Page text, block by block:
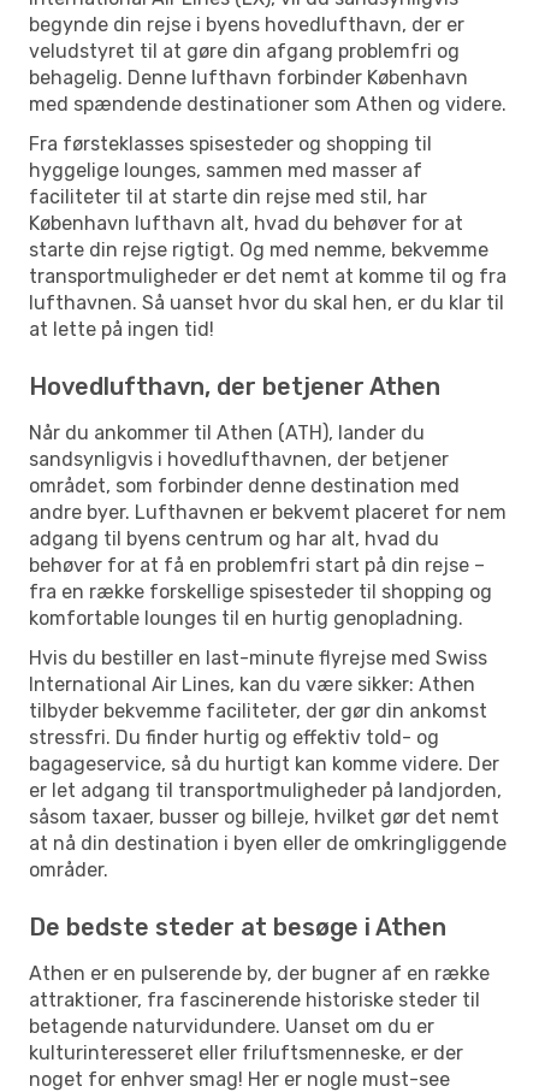
begynde din rejse i byens hovedlufthavn, der er
veludstyret til at gøre din afgang problemfri og
behagelig. Denne lufthavn forbinder København
med spændende destinationer som Athen og videre.
Fra førsteklasses spisesteder og shopping til
hyggelige lounges, sammen med masser af
faciliteter til at starte din rejse med stil, har
København lufthavn alt, hvad du behøver for at
starte din rejse rigtigt. Og med nemme, bekvemme
transportmuligheder er det nemt at komme til og fra
lufthavnen. Så uanset hvor du skal hen, er du klar til
at lette på ingen tid!
Hovedlufthavn, der betjener Athen
Når du ankommer til Athen (ATH), lander du
sandsynligvis i hovedlufthavnen, der betjener
området, som forbinder denne destination med
andre byer. Lufthavnen er bekvemt placeret for nem
adgang til byens centrum og har alt, hvad du
behøver for at få en problemfri start på din rejse –
fra en række forskellige spisesteder til shopping og
komfortable lounges til en hurtig genopladning.
Hvis du bestiller en last-minute flyrejse med Swiss
International Air Lines, kan du være sikker: Athen
tilbyder bekvemme faciliteter, der gør din ankomst
stressfri. Du finder hurtig og effektiv told- og
bagageservice, så du hurtigt kan komme videre. Der
er let adgang til transportmuligheder på landjorden,
såsom taxaer, busser og billeje, hvilket gør det nemt
at nå din destination i byen eller de omkringliggende
områder.
De bedste steder at besøge i Athen
Athen er en pulserende by, der bugner af en række
attraktioner, fra fascinerende historiske steder til
betagende naturvidundere. Uanset om du er
kulturinteresseret eller friluftsmenneske, er der
noget for enhver smag! Her er nogle must-see